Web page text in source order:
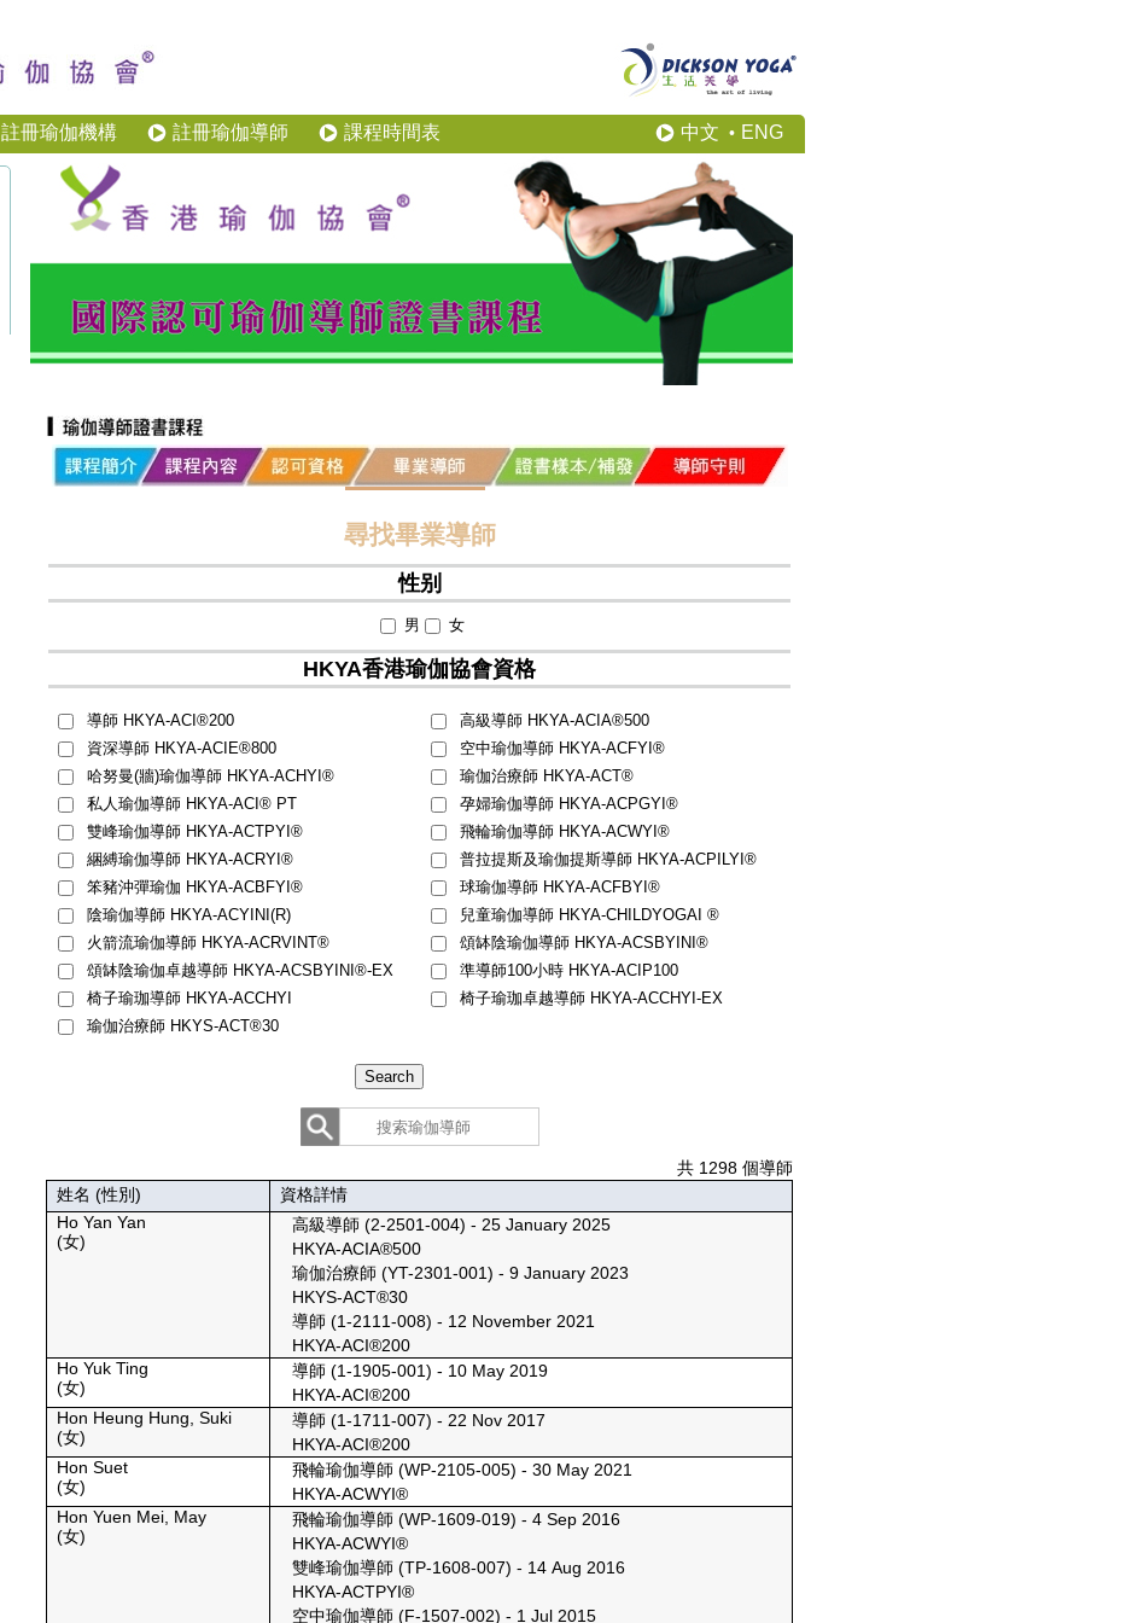
註冊瑜伽機構 註冊瑜伽導師 課程時間表 中文 • ENG
尋找畢業導師
性别
男 女
HKYA香港瑜伽協會資格
導師 HKYA-ACI®200
高級導師 HKYA-ACIA®500
資深導師 HKYA-ACIE®800
空中瑜伽導師 HKYA-ACFYI®
哈努曼(牆)瑜伽導師 HKYA-ACHYI®
瑜伽治療師 HKYA-ACT®
私人瑜伽導師 HKYA-ACI® PT
孕婦瑜伽導師 HKYA-ACPGYI®
雙峰瑜伽導師 HKYA-ACTPYI®
飛輪瑜伽導師 HKYA-ACWYI®
綑縛瑜伽導師 HKYA-ACRYI®
普拉提斯及瑜伽提斯導師 HKYA-ACPILYI®
笨豬沖彈瑜伽 HKYA-ACBFYI®
球瑜伽導師 HKYA-ACFBYI®
陰瑜伽導師 HKYA-ACYINI(R)
兒童瑜伽導師 HKYA-CHILDYOGAI ®
火箭流瑜伽導師 HKYA-ACRVINT®
頌缽陰瑜伽導師 HKYA-ACSBYINI®
頌缽陰瑜伽卓越導師 HKYA-ACSBYINI®-EX
準導師100小時 HKYA-ACIP100
椅子瑜珈導師 HKYA-ACCHYI
椅子瑜珈卓越導師 HKYA-ACCHYI-EX
瑜伽治療師 HKYS-ACT®30
共 1298 個導師
姓名 (性別)
資格詳情
Ho Yan Yan
(女)
高級導師 (2-2501-004) - 25 January 2025
HKYA-ACIA®500
瑜伽治療師 (YT-2301-001) - 9 January 2023
HKYS-ACT®30
導師 (1-2111-008) - 12 November 2021
HKYA-ACI®200
Ho Yuk Ting
(女)
導師 (1-1905-001) - 10 May 2019
HKYA-ACI®200
Hon Heung Hung, Suki
(女)
導師 (1-1711-007) - 22 Nov 2017
HKYA-ACI®200
Hon Suet
(女)
飛輪瑜伽導師 (WP-2105-005) - 30 May 2021
HKYA-ACWYI®
Hon Yuen Mei, May
(女)
飛輪瑜伽導師 (WP-1609-019) - 4 Sep 2016
HKYA-ACWYI®
雙峰瑜伽導師 (TP-1608-007) - 14 Aug 2016
HKYA-ACTPYI®
空中瑜伽導師 (F-1507-002) - 1 Jul 2015